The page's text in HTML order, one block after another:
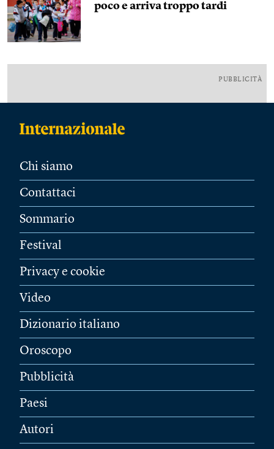
poco e arriva troppo tardi
PUBBLICITÀ
Chi siamo
Contattaci
Sommario
Festival
Privacy e cookie
Video
Dizionario italiano
Oroscopo
Pubblicità
Paesi
Autori